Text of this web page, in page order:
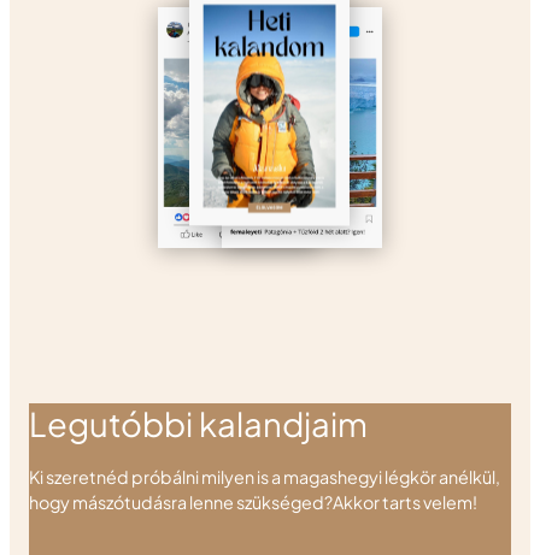
Legutóbbi kalandjaim
Ki szeretnéd próbálni milyen is a magashegyi légkör anélkül,
hogy mászótudásra lenne szükséged?Akkor tarts velem!